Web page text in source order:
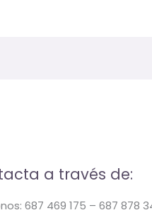
a través de:
687 469 175 – 687 878